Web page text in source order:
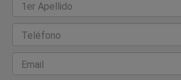
1er Apellido
Teléfono
Email